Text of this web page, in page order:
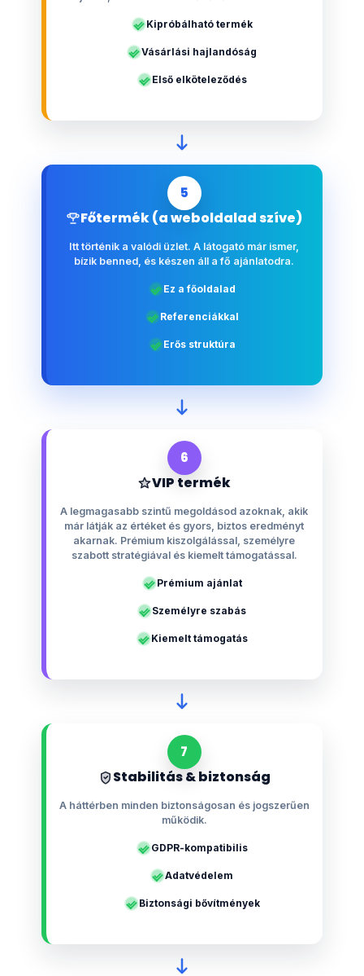
Kipróbálható termék
Vásárlási hajlandóság
Első elköteleződés
5
Főtermék (a weboldalad szíve)
Itt történik a valódi üzlet. A látogató már ismer,
bízik benned, és készen áll a fő ajánlatodra.
Ez a főoldalad
Referenciákkal
Erős struktúra
6
VIP termék
A legmagasabb szintű megoldásod azoknak, akik
már látják az értéket és gyors, biztos eredményt
akarnak. Prémium kiszolgálással, személyre
szabott stratégiával és kiemelt támogatással.
Prémium ajánlat
Személyre szabás
Kiemelt támogatás
7
Stabilitás & biztonság
A háttérben minden biztonságosan és jogszerűen
működik.
GDPR-kompatibilis
Adatvédelem
Biztonsági bővítmények